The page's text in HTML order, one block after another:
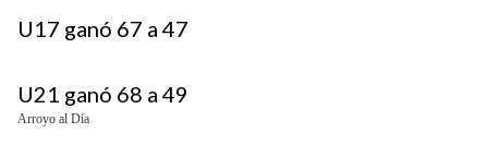
U17 ganó 67 a 47
U21 ganó 68 a 49
Arroyo al Día